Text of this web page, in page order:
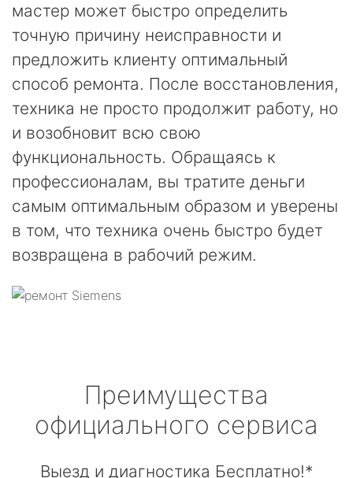
мастер может быстро определить
точную причину неисправности и
предложить клиенту оптимальный
способ ремонта. После восстановления,
техника не просто продолжит работу, но
и возобновит всю свою
функциональность. Обращаясь к
профессионалам, вы тратите деньги
самым оптимальным образом и уверены
в том, что техника очень быстро будет
возвращена в рабочий режим.
Преимущества
официального сервиса
Выезд и диагностика Бесплатно!*